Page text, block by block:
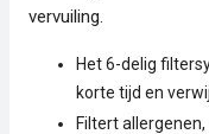
vervuiling.
Het 6-delig
korte tijd en
Filtert